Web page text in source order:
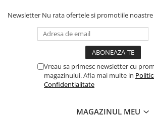
Newsletter Nu rata ofertele si promotiile noastre
Vreau sa primesc newsletter cu
magazinului. Afla mai multe in
Confidentialitate
MAGAZINUL MEU